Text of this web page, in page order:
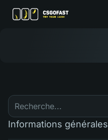
Informations générales